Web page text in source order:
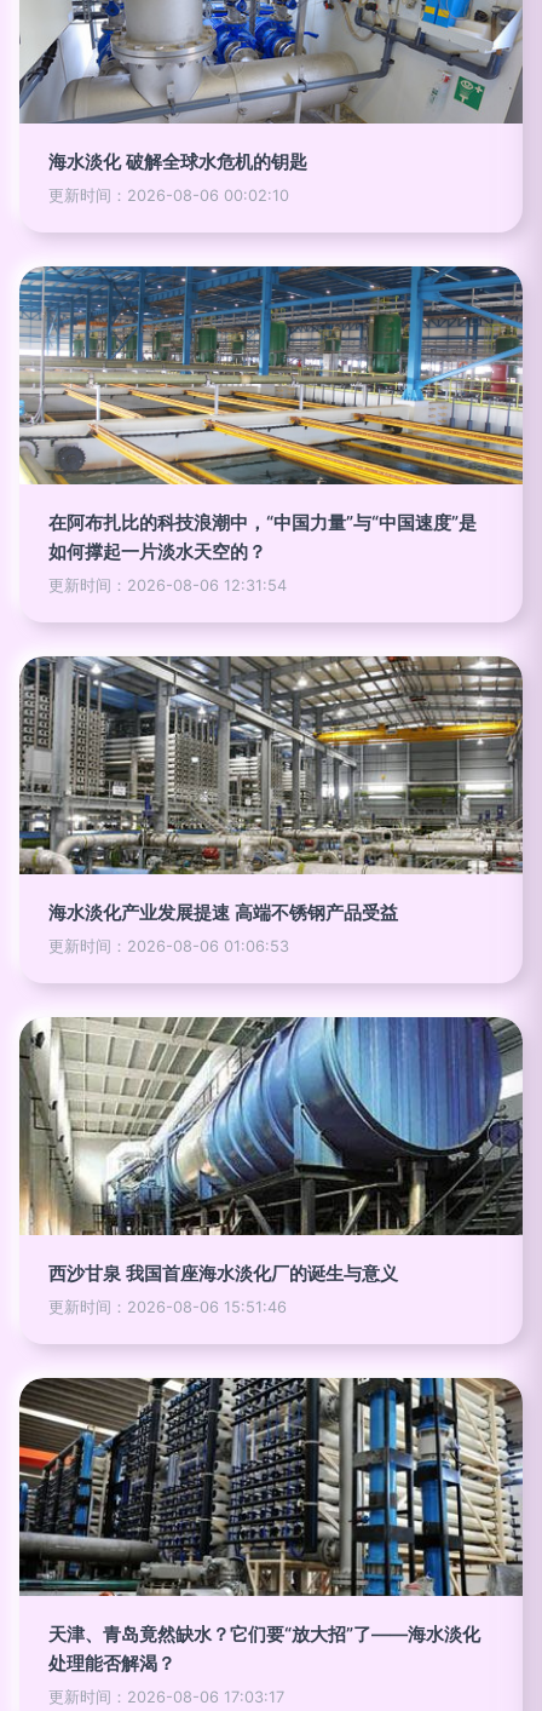
海水淡化 破解全球水危机的钥匙
更新时间：2026-08-06 00:02:10
在阿布扎比的科技浪潮中，“中国力量”与“中国速度”是
如何撑起一片淡水天空的？
更新时间：2026-08-06 12:31:54
海水淡化产业发展提速 高端不锈钢产品受益
更新时间：2026-08-06 01:06:53
西沙甘泉 我国首座海水淡化厂的诞生与意义
更新时间：2026-08-06 15:51:46
天津、青岛竟然缺水？它们要“放大招”了——海水淡化
处理能否解渴？
更新时间：2026-08-06 17:03:17